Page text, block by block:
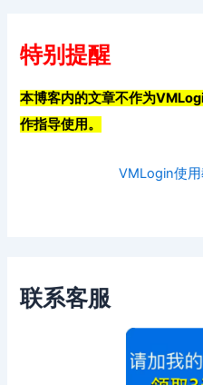
特别提醒
本博客内的文章不作为
作指导使用。
VMLogin使
联系客服